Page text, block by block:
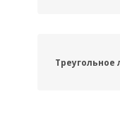
Треугольное